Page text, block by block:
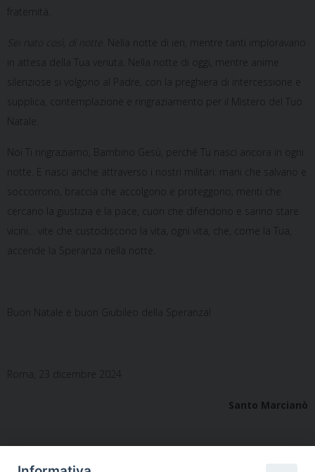
fraternità.
. Nella notte di ieri, mentre tanti imploravano
in attesa della Tua venuta. Nella notte di oggi, mentre anime
silenziose si volgono al Padre, con la preghiera di intercessione e
supplica, contemplazione e ringraziamento per il Mistero del Tuo
Natale.
Noi Ti ringraziamo, Bambino Gesù, perché Tu nasci ancora in ogni
notte. E nasci anche attraverso i nostri militari: mani che salvano e
soccorrono, braccia che accolgono e proteggono, menti che
cercano la giustizia e la pace, cuori che difendono e sanno stare
vicini… vite che custodiscono la vita, ogni vita, che, come la Tua,
accende la Speranza nella notte.
Buon Natale e buon Giubileo della Speranza!
Roma, 23 dicembre 2024
Santo Marcianò